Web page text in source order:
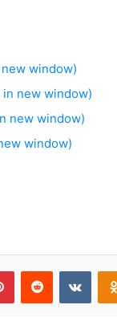
window)
in new window)
new window)
window)